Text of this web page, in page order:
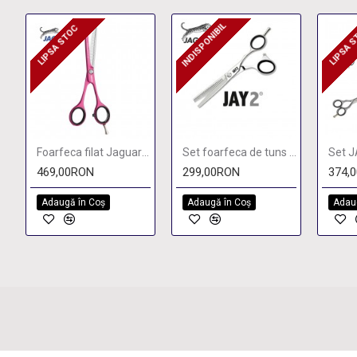
LIPSA STOC
LIPSA STOC
469,00RON
Adaugă în Coş
INDISPONIBIL
INDISPONIBIL
299,00RON
Adaugă în Coş